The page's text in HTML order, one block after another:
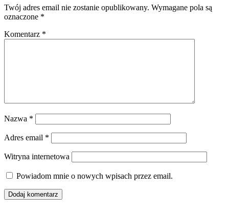
Twój adres email nie zostanie opublikowany. Wymagane pola są
oznaczone *
Komentarz *
Nazwa *
Adres email *
Witryna internetowa
Powiadom mnie o nowych wpisach przez email.